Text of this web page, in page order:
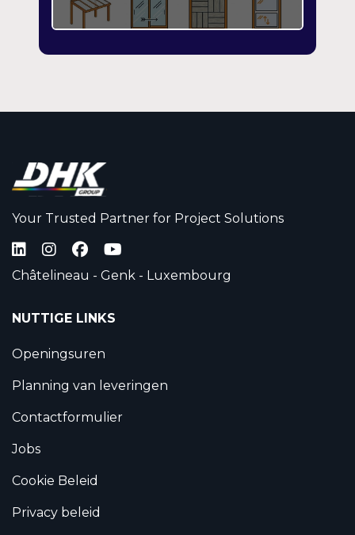
Your Trusted Partner for Project Solutions
Châtelineau - Genk - Luxembourg
NUTTIGE LINKS
Openingsuren
Planning van leveringen
Contactformulier
Jobs
Cookie Beleid
Privacy beleid